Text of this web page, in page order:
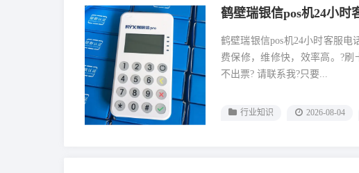
鹤壁瑞银信pos机24小时
鹤壁瑞银信pos机24小时客服电
费保修，维修快，效率高。?
不出票? 请联系我?只要...
行业知识 2026-08-04